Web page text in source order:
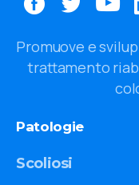
Promuove e
trattamento
Patologie
Scoliosi